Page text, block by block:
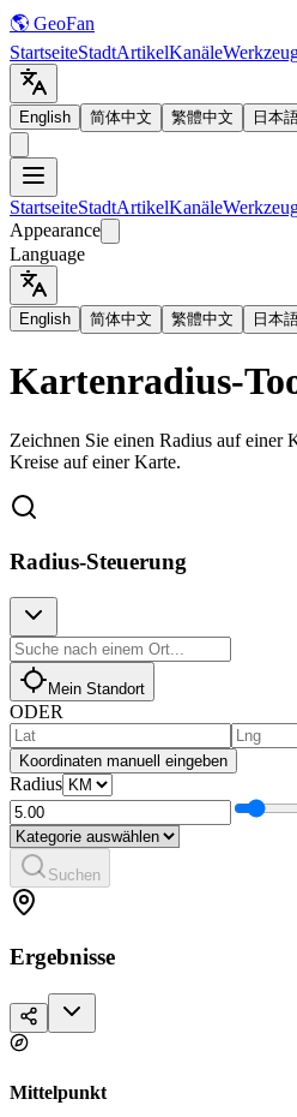
🌎 GeoFan
StartseiteStadtArtikelKanäle
English 简体中文 繁體中文 日本
StartseiteStadtArtikelKanäle
Appearance
Language
English 简体中文 繁體中文 日本
Kartenradius-
Zeichnen Sie einen Radius auf einer
Kreise auf einer Karte.
Radius-Steuerung
Mein Standort
ODER
Koordinaten manuell eingeben
Radius
Suchen
Ergebnisse
Mittelpunkt